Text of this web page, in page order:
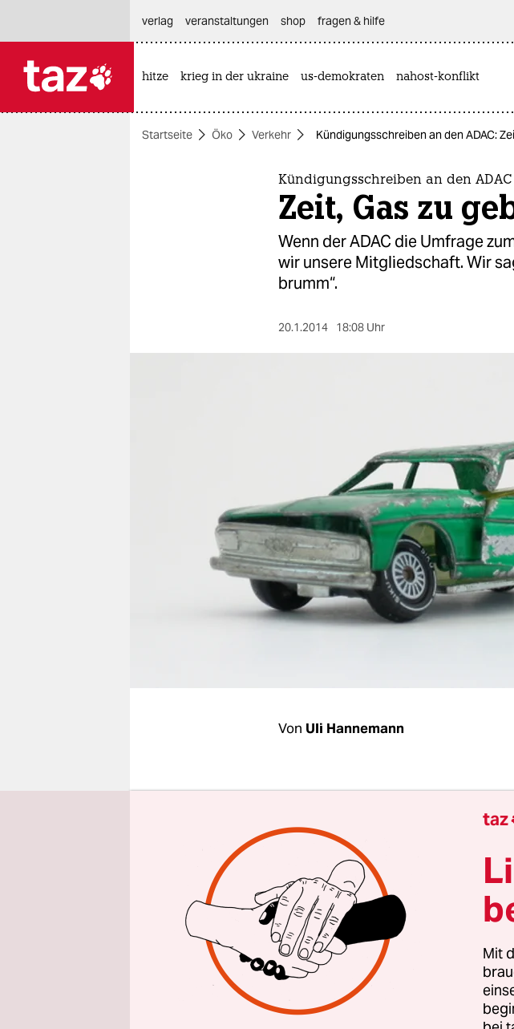
themen
veranstaltungen
verlag
veranstaltungen shop fragen & hilfe
hitze krieg in der ukraine us-demokraten nahost-konflikt
Startseite Öko Verkehr Kündigungsschreiben an den ADAC:
Kündigungsschreiben an den ADAC
Zeit, Gas zu
Wenn der ADAC die Umfrage
wir unsere Mitgliedschaft. Wir
brumm“.
20.1.2014 18:08 Uhr
Von Uli Hannemann
Straße:
PLZ/ Ort:
An den
ADAC e. V.
taz
Mit